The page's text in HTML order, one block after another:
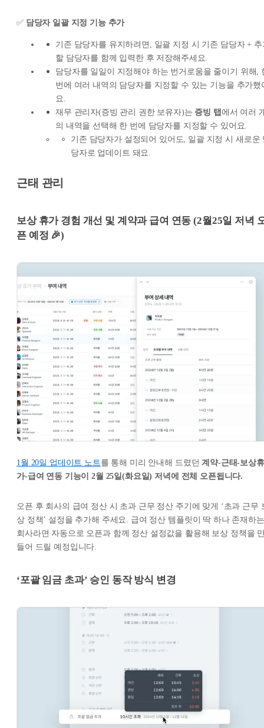
✅ 담당자 일괄 지정 기능 추가
기존 담당자를 유지하려면, 일괄 지정 시 기존 담당자 + 추
할 담당자를 함께 입력한 후 저장해주세요.
담당자를 일일이 지정해야 하는 번거로움을 줄이기 위해,
번에 여러 내역의 담당자를 지정할 수 있는 기능을 추가했
요.
재무 관리자(증빙 관리 권한 보유자)는 증빙 탭 에서 여러
의 내역을 선택해 한 번에 담당자를 지정할 수 있어요.
기존 담당자가 설정되어 있어도, 일괄 지정 시 새로운
당자로 업데이트 돼요.
근태 관리
보상 휴가 경험 개선 및 계약과 급여 연동 (2월25일 저녁
픈 예정 🎉)
1월 20일 업데이트 노트를 통해 미리 안내해 드렸던계약-근태-보상휴
가-급여 연동 기능이 2월 25일(화요일) 저녁에 전체 오픈됩니다.
오픈 후 회사의 급여 정산 시 초과 근무 정산 주기에 맞게 ‘초과 근무
상 정책’ 설정을 추가해 주세요. 급여 정산 템플릿이 딱 하나 존재하는
회사라면 자동으로 오픈과 함께 정산 설정값을 활용해 보상 정책을
들어 드릴 예정입니다.
‘포괄 임금 초과’ 승인 동작 방식 변경